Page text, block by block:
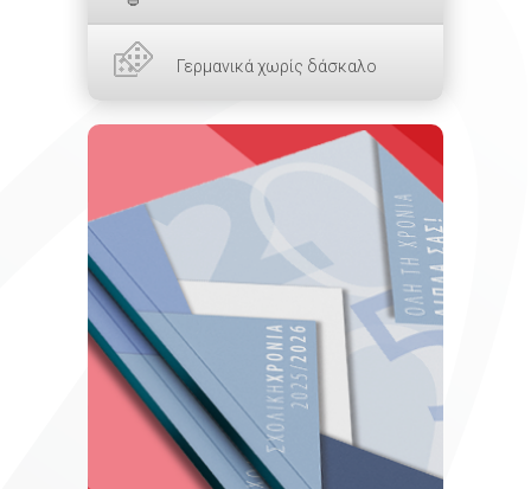
Γερμανικά χωρίς δάσκαλο